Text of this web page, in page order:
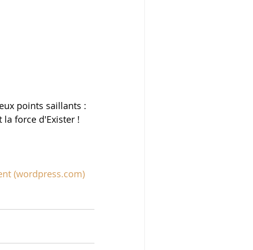
points saillants :
force d'Exister !
(wordpress.com)